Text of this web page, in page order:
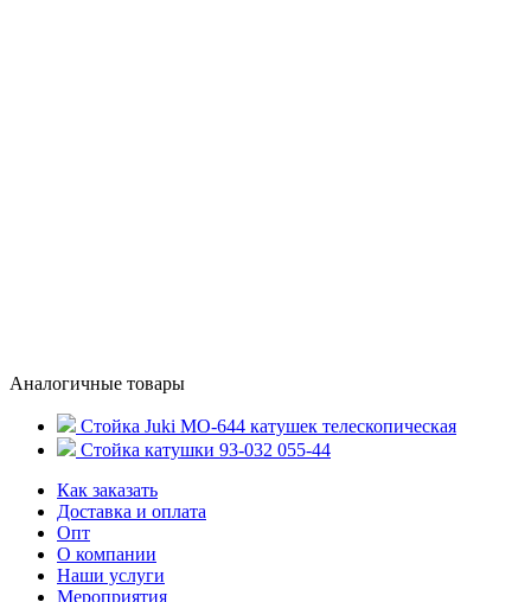
Аналогичные товары
Стойка Juki MO-644 катушек телескопическая
Стойка катушки 93-032 055-44
Как заказать
Доставка и оплата
Опт
О компании
Наши услуги
Мероприятия